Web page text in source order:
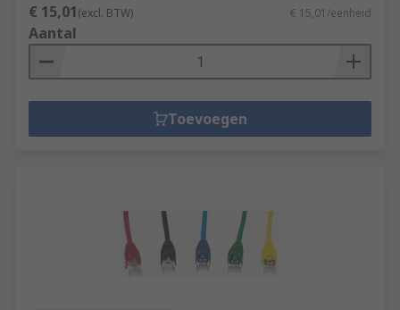
€ 15,01(excl. BTW) € 15,01/eenheid
Aantal
Toevoegen